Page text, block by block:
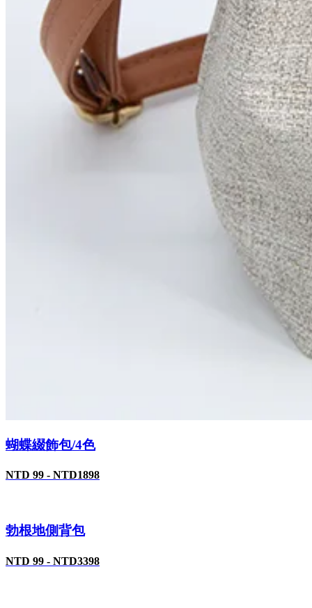
蝴蝶綴飾包/4色
NTD 99 - NTD1898
勃根地側背包
NTD 99 - NTD3398